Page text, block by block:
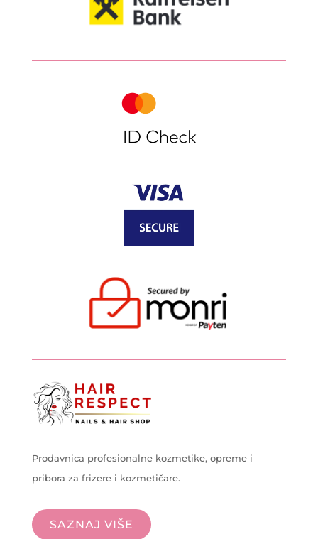
Prodavnica profesionalne kozmetike, opreme i
pribora za frizere i kozmetičare.
SAZNAJ VIŠE